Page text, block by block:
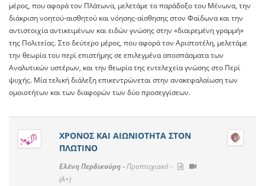
μέρος, που αφορά τον Πλάτωνα, μελετάμε το παράδοξο του Μένωνα, την
διάκριση νοητού-αισθητού και νόησης-αίσθησης στον Φαίδωνα και την
αντιστοιχία αντικειμένων και ειδών γνώσης στην «διαιρεμένη γραμμή»
της Πολιτείας. Στο δεύτερο μέρος, που αφορά τον Αριστοτέλη, μελετάμε
την θεωρία του περί επιστήμης σε επιλεγμένα αποσπάσματα των
Αναλυτικών υστέρων, και την θεωρία της εντελεχεία γνώσης στο Περί
ψυχής. Μία τελική διάλεξη επικεντρώνεται στην ανακεφαλαίωση των
ομοιοτήτων και των διαφορών των δύο προσεγγίσεων.
ΧΡΟΝΟΣ ΚΑΙ ΑΙΩΝΙΟΤΗΤΑ ΣΤΟΝ
ΠΛΩΤΙΝΟ
Ελένη Περδικούρη -Προπτυχιακό -
(A+)